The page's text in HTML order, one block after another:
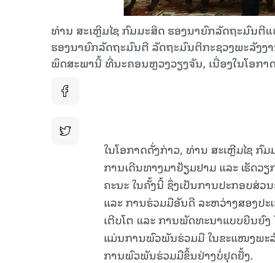
ທ່ານ ສະເຫຼີມໄຊ ກົມມະສິດ ຮອງນາຍົກລັດຖະມົນ
ຮອງນາຍົກລັດຖະມົນຕີ ລັດຖະມົນຕີກະຊວງພະລັງງ
ພຶດສະພານີ້ ທີ່ນະຄອນຫຼວງວຽງຈັນ, ເນື່ອງໃນໂອກາ
ໃນໂອກາດດັ່ງກ່າວ, ທ່ານ ສະເຫຼີມໄຊ ກົ
ການເດີນທາງມາຢ້ຽມຢາມ ແລະ ເຮັດ
ຄະນະ ໃນຄັ້ງນີ້ ຊຶ່ງເປັນການປະກອບສ່
ແລະ ການຮ່ວມມືອັນດີ ລະຫວ່າງສອງປ
ເຕີບໂຕ ແລະ ການພັດທະນາແບບຍືນຍົງ
ແມ່ນການພົວພັນຮ່ວມມື ໃນຂະແໜງພະ
ການພົວພັນຮ່ວມມືຂຶ້ນຢ່າງບໍ່ຢຸດຢັ້ງ.